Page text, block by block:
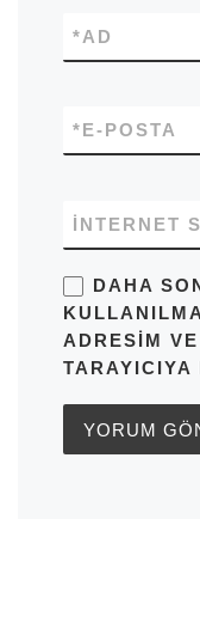
AD
*
E-POSTA
*
İNTERNET
DAHA
ADRESIM
TARAYICIYA